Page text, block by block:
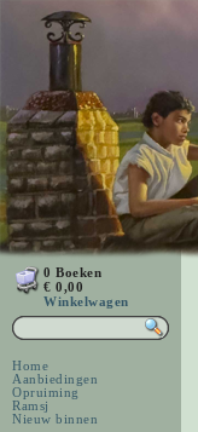
0 Boeken
€ 0,00
Winkelwagen
Home
Aanbiedingen
Opruiming
Ramsj
Nieuw binnen